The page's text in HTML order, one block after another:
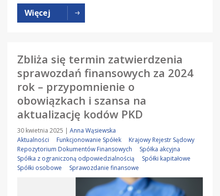
Więcej
Zbliża się termin zatwierdzenia
sprawozdań finansowych za 2024
rok – przypomnienie o
obowiązkach i szansa na
aktualizację kodów PKD
30 kwietnia 2025 | Anna Wąsiewska
Aktualności
Funkcjonowanie Spółek
Krajowy Rejestr Sądowy
Repozytorium Dokumentów Finansowych
Spółka akcyjna
Spółka z ograniczoną odpowiedzialnością
Spółki kapitałowe
Spółki osobowe
Sprawozdanie finansowe